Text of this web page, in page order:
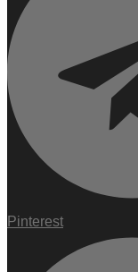
Pinterest